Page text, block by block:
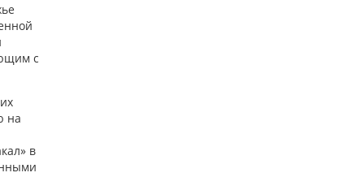
с
на
в